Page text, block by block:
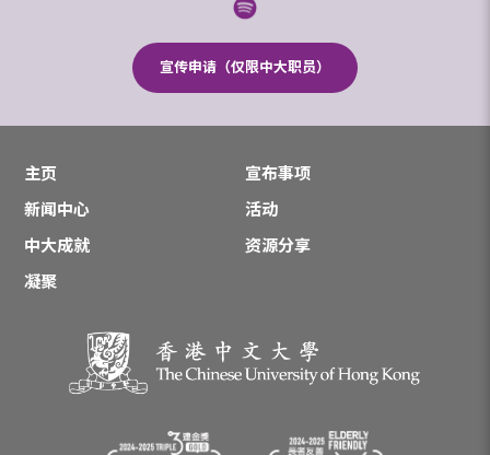
宣传申请（仅限中大职员）
主页
宣布事项
新闻中心
活动
中大成就
资源分享
凝聚